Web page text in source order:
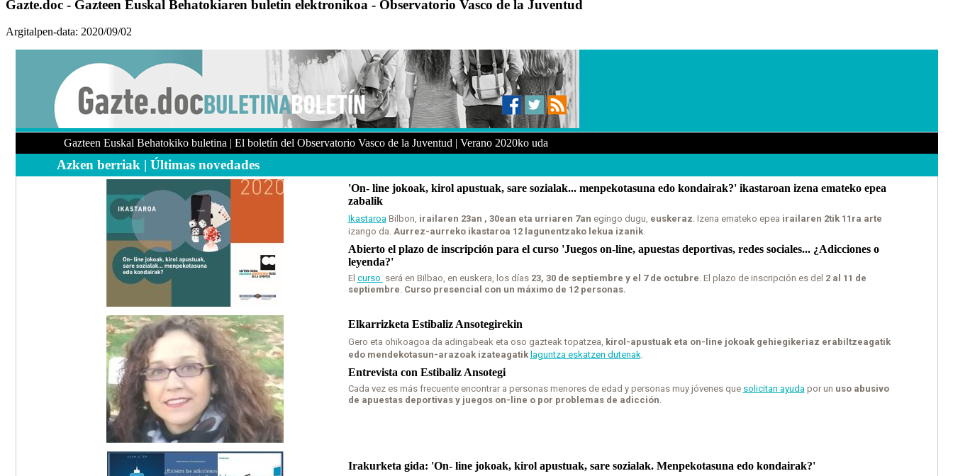
Gazte.doc - Gazteen Euskal Behatokiaren buletin elektronikoa - Observatorio Vasco de la Juventud
Argitalpen-data: 2020/09/02
Gazteen Euskal Behatokiko buletina | El boletín del Observatorio Vasco de la Juventud | Verano 2020ko uda
Azken berriak | Últimas novedades
'On- line jokoak, kirol apustuak, sare sozialak... menpekotasuna edo kondairak?' ikastaroan izena emateko epea
zabalik
IkastaroaBilbon, irailaren 23an , 30ean eta urriaren 7an egingo dugu, euskeraz. Izena emateko epea irailaren 2tik 11ra arte
izango da. Aurrez-aurreko ikastaroa 12 lagunentzako lekua izanik.
Abierto el plazo de inscripción para el curso 'Juegos on-line, apuestas deportivas, redes sociales... ¿Adicciones o
leyenda?'
El curso será en Bilbao, en euskera, los días 23, 30 de septiembre y el 7 de octubre. El plazo de inscripción es del 2 al 11 de
septiembre. Curso presencial con un máximo de 12 personas.
Elkarrizketa Estibaliz Ansotegirekin
Gero eta ohikoagoa da adingabeak eta oso gazteak topatzea, kirol-apustuak eta on-line jokoak gehiegikeriaz erabiltzeagatik
edo mendekotasun-arazoak izateagatik laguntza eskatzen dutenak.
Entrevista con Estibaliz Ansotegi
Cada vez es más frecuente encontrar a personas menores de edad y personas muy jóvenes que solicitan ayudapor un uso abusivo
de apuestas deportivas y juegos on-line o por problemas de adicción.
Irakurketa gida: 'On- line jokoak, kirol apustuak, sare sozialak. Menpekotasuna edo kondairak?'